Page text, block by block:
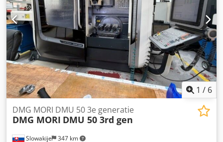
1 / 6
Slowakije 347 km
DMG MORI DMU 50 3e generatie
DMG MORI DMU 50 3rd gen